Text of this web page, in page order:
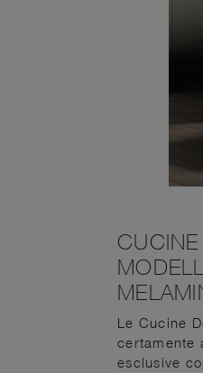
Le Cucine
certamente
esclusive